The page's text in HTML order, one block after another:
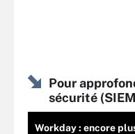
Pour
sécurité
Workday : encore